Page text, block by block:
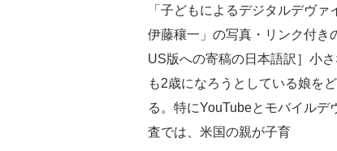
「子どもによるデジタルデヴ
伊藤穰一」の写真・リンク付き
US版への寄稿の日本語訳］小
も2歳になろうとしている娘を
る。特にYouTubeとモバイル
査では、米国の親が子育